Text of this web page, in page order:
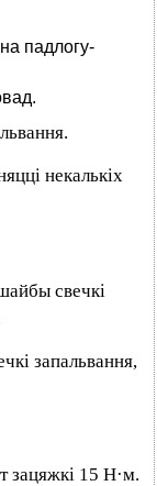
падлогу-
некалькіх
свечкі
запальвання,
зацяжкі 15 Н·м.